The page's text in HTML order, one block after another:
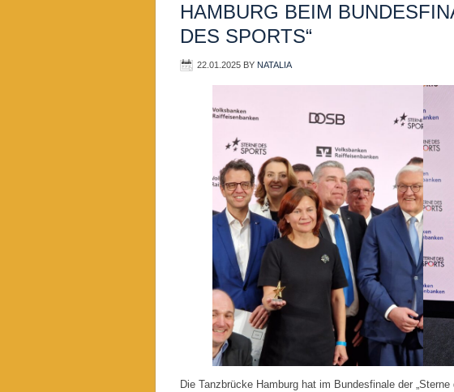
HAMBURG BEIM
DES SPORTS“
22.01.2025 BY NATALIA
Die Tanzbrücke Hamburg hat im Bundesfinale der